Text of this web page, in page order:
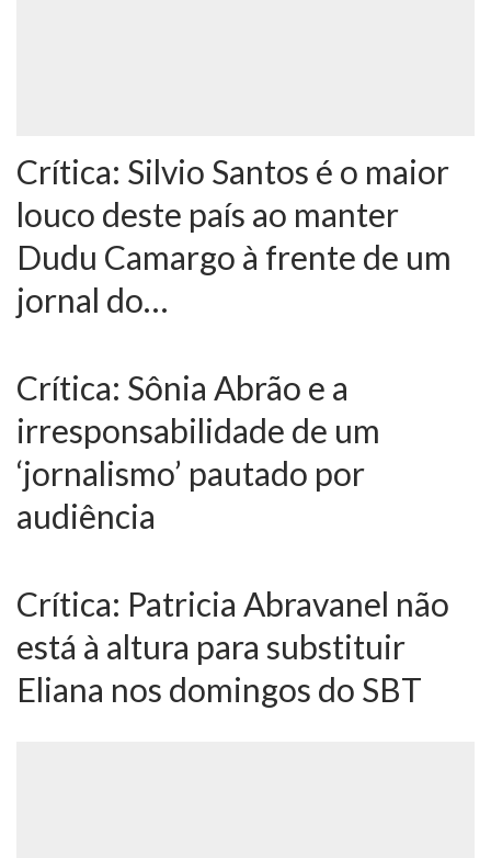
Crítica: Silvio Santos é o maior
louco deste país ao manter
Dudu Camargo à frente de um
jornal do…
Crítica: Sônia Abrão e a
irresponsabilidade de um
‘jornalismo’ pautado por
audiência
Crítica: Patricia Abravanel não
está à altura para substituir
Eliana nos domingos do SBT